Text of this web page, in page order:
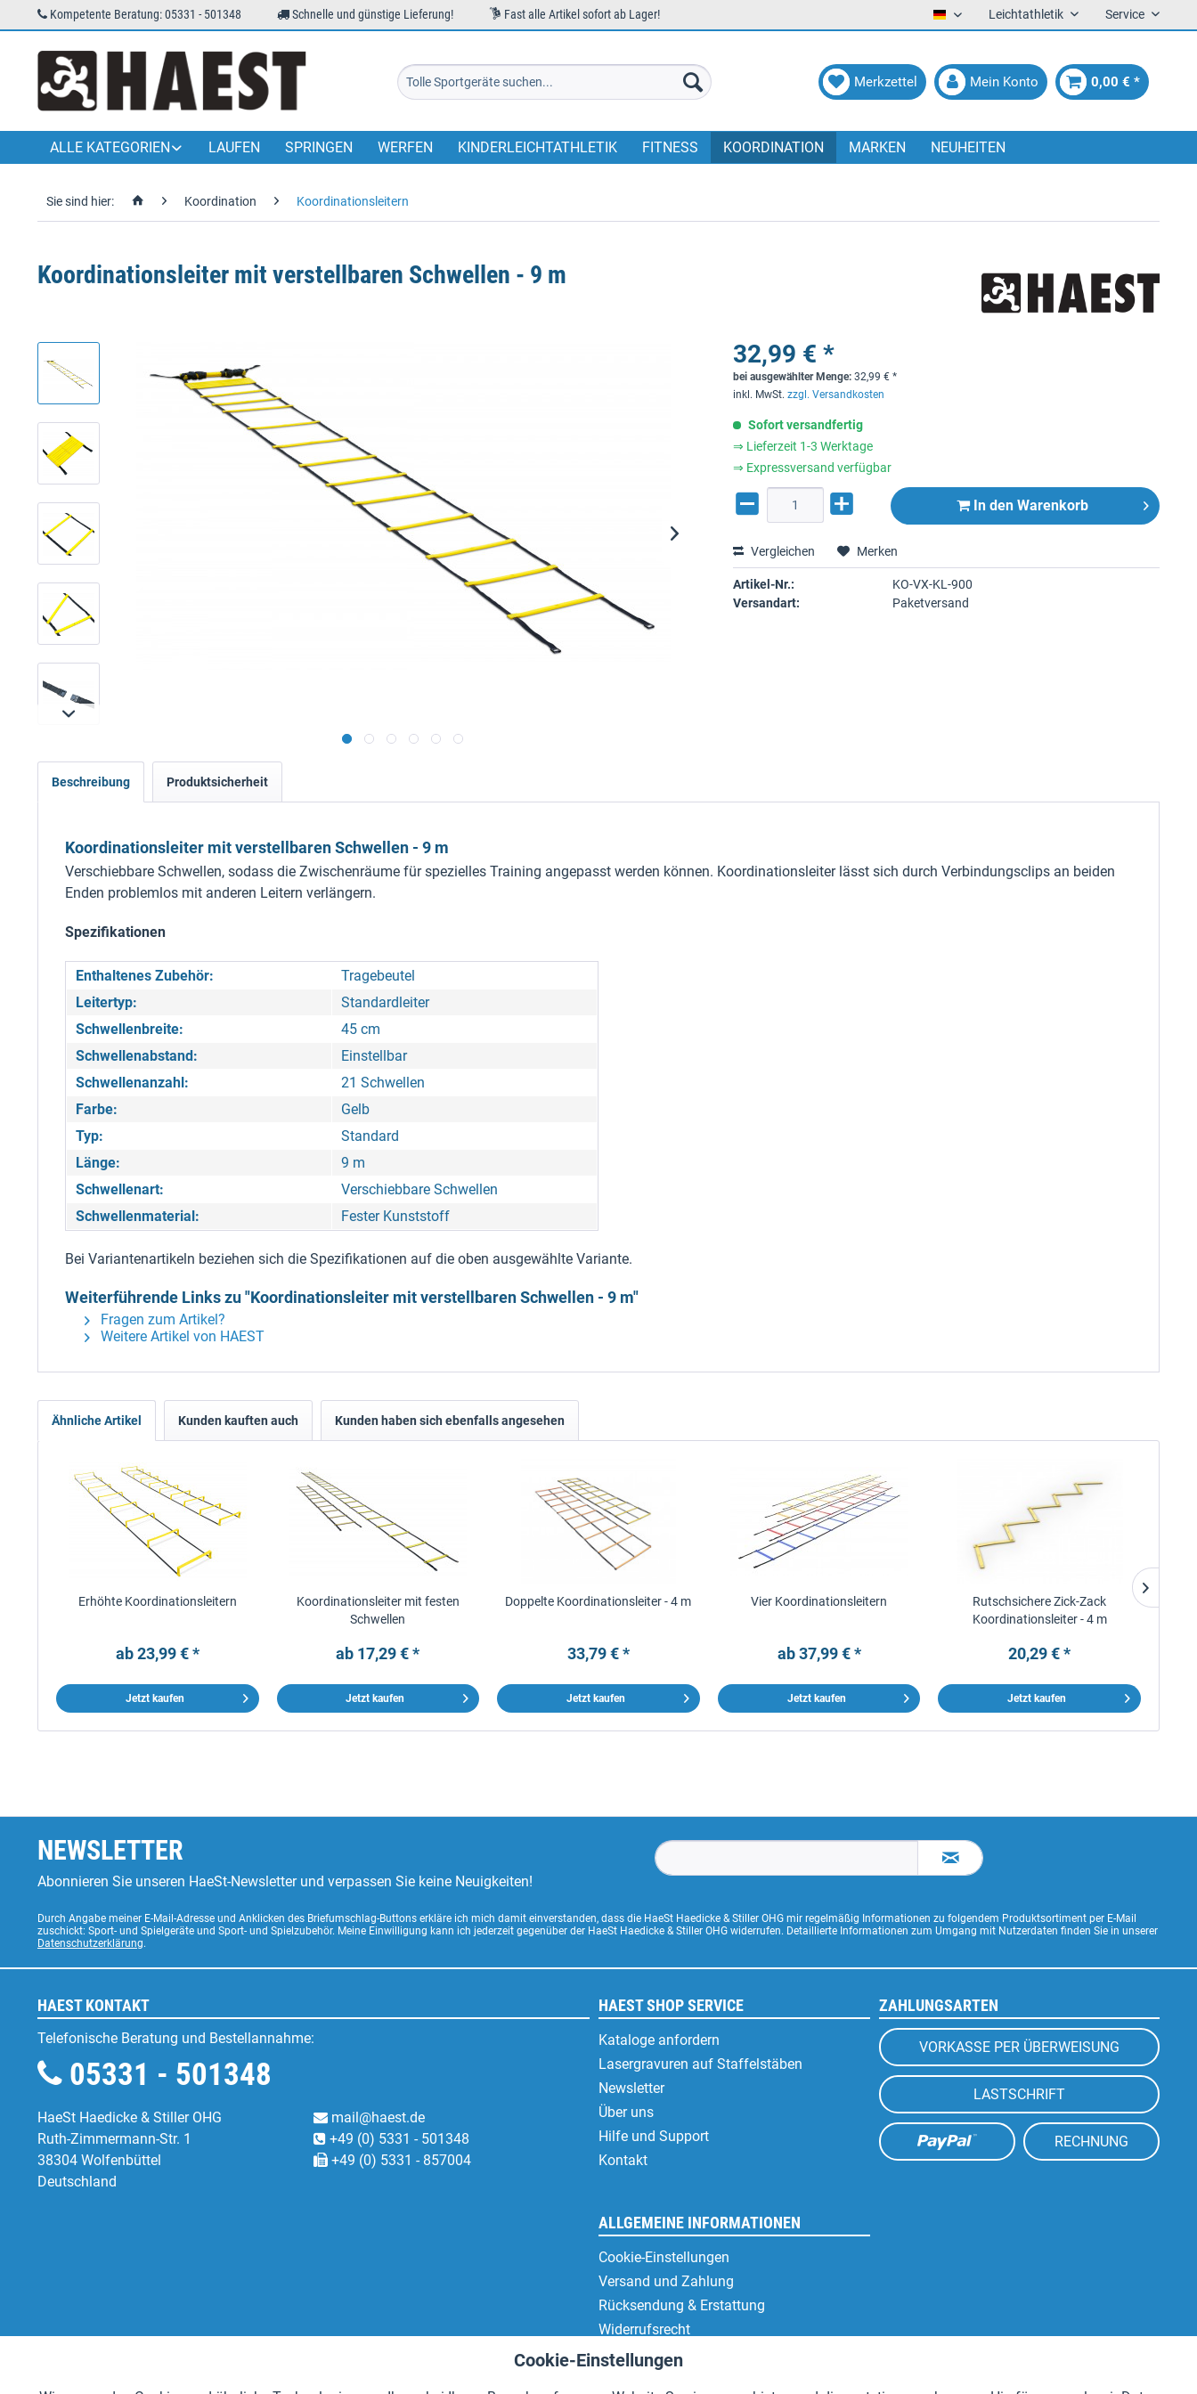
Kompetente Beratung: 05331 - 501348 Schnelle und günstige Lieferung! Fast alle Artikel sofort ab Lager! DeutschLeichtathletik Service
Merkzettel Mein Konto 0,00 € *
ALLE KATEGORIEN LAUFEN SPRINGEN WERFEN KINDERLEICHTATHLETIK FITNESS KOORDINATION MARKEN NEUHEITEN
Sie sind hier: Koordination Koordinationsleitern
Koordinationsleiter mit verstellbaren Schwellen - 9 m
32,99 € *
bei ausgewählter Menge:32,99 € *
inkl. MwSt.zzgl. Versandkosten
Sofort versandfertig
⇒ Lieferzeit 1-3 Werktage
⇒ Expressversand verfügbar
In den Warenkorb
Vergleichen Merken
Artikel-Nr.:
KO-VX-KL-900
Versandart:
Paketversand
Beschreibung Produktsicherheit
Koordinationsleiter mit verstellbaren Schwellen - 9 m
Verschiebbare Schwellen, sodass die Zwischenräume für spezielles Training angepasst werden können. Koordinationsleiter lässt sich durch Verbindungsclips an beiden
Enden problemlos mit anderen Leitern verlängern.
Spezifikationen
Enthaltenes Zubehör:
Tragebeutel
Leitertyp:
Standardleiter
Schwellenbreite:
45 cm
Schwellenabstand:
Einstellbar
Schwellenanzahl:
21 Schwellen
Farbe:
Gelb
Typ:
Standard
Länge:
9 m
Schwellenart:
Verschiebbare Schwellen
Schwellenmaterial:
Fester Kunststoff
Bei Variantenartikeln beziehen sich die Spezifikationen auf die oben ausgewählte Variante.
Weiterführende Links zu "Koordinationsleiter mit verstellbaren Schwellen - 9 m"
Fragen zum Artikel?
Weitere Artikel von HAEST
Ähnliche Artikel Kunden kauften auch Kunden haben sich ebenfalls angesehen
Erhöhte Koordinationsleitern
ab 23,99 € *
Jetzt kaufen
Koordinationsleiter mit festen
Schwellen
ab 17,29 € *
Jetzt kaufen
Doppelte Koordinationsleiter - 4 m
33,79 € *
Jetzt kaufen
Vier Koordinationsleitern
ab 37,99 € *
Jetzt kaufen
Rutschsichere Zick-Zack
Koordinationsleiter - 4 m
20,29 € *
Jetzt kaufen
NEWSLETTER
Abonnieren Sie unseren HaeSt-Newsletter und verpassen Sie keine Neuigkeiten!
Durch Angabe meiner E-Mail-Adresse und Anklicken des Briefumschlag-Buttons erkläre ich mich damit einverstanden, dass die HaeSt Haedicke & Stiller OHG mir regelmäßig Informationen zu folgendem Produktsortiment per E-Mail
zuschickt: Sport- und Spielgeräte und Sport- und Spielzubehör. Meine Einwilligung kann ich jederzeit gegenüber der HaeSt Haedicke & Stiller OHG widerrufen. Detaillierte Informationen zum Umgang mit Nutzerdaten finden Sie in unserer
Datenschutzerklärung.
HAEST KONTAKT
Telefonische Beratung und Bestellannahme:
05331 - 501348
HaeSt Haedicke & Stiller OHG
Ruth-Zimmermann-Str. 1
38304 Wolfenbüttel
Deutschland
mail@haest.de
+49 (0) 5331 - 501348
+49 (0) 5331 - 857004
HAEST SHOP SERVICE
Kataloge anfordern
Lasergravuren auf Staffelstäben
Newsletter
Über uns
Hilfe und Support
Kontakt
ALLGEMEINE INFORMATIONEN
Cookie-Einstellungen
Versand und Zahlung
Rücksendung & Erstattung
Widerrufsrecht
Datenschutz
ZAHLUNGSARTEN
VORKASSE PER ÜBERWEISUNG
LASTSCHRIFT
RECHNUNG
Cookie-Einstellungen